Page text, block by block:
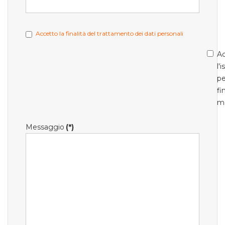
Accetto la finalità del trattamento dei dati personali
Messaggio (*)